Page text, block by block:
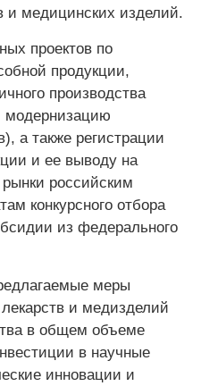
и медицинских изделий.
проектов по
продукции,
производства
модернизацию
а также регистрации
и ее выводу на
российским
конкурсного отбора
из федерального
меры
и медизделий
в общем объеме
в научные
инновации и